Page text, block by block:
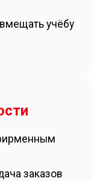
учёбу
заказов